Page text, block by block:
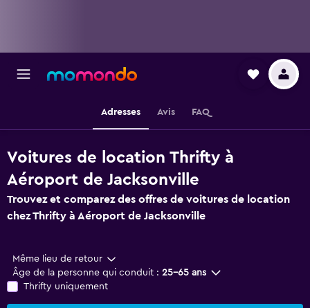
Adresses Avis FAQ
Voitures de location Thrifty à
Aéroport de Jacksonville
Trouvez et comparez des offres de voitures de location
chez Thrifty à Aéroport de Jacksonville
Même lieu de retour
Âge de la personne qui conduit : 25-65 ans
Thrifty uniquement